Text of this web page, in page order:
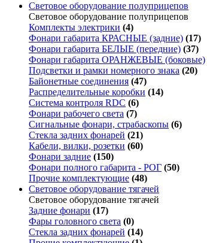
Световое оборудование полуприцепов
Световое оборудование полуприцепов
Комплекты электрики (4)
Фонари габарита КРАСНЫЕ (задние) (17)
Фонари габарита БЕЛЫЕ (передние) (37)
Фонари габарита ОРАНЖЕВЫЕ (боковые)
Подсветки и рамки номерного знака (20)
Байонетные соединения (47)
Распределительные коробки (14)
Система контроля RDC (6)
Фонари рабочего света (7)
Сигнальные фонари, страбаскопы (6)
Стекла задних фонарей (21)
Кабели, вилки, розетки (60)
Фонари задние (150)
Фонари полного габарита - РОГ (50)
Прочие комплектующие (48)
Световое оборудование тягачей
Световое оборудование тягачей
Задние фонари (17)
Фары головного света (0)
Стекла задних фонарей (14)